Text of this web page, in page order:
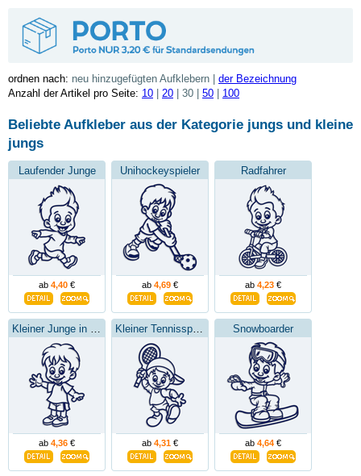
ordnen nach: neu hinzugefügten Aufklebern | der Bezeichnung
Anzahl der Artikel pro Seite: 10 20 | 30 | 50 100
Beliebte Aufkleber aus der Kategorie jungs und kleine
jungs
Laufender Junge
ab 4,40 €
Unihockeyspieler
ab 4,69 €
Radfahrer
ab 4,23 €
ab 4,36 € ab 4,31 €
Snowboarder
ab 4,64 €